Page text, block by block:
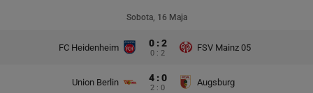
Sobota, 16 Maja
FC Heidenheim 0 : 2
0 : 2
FSV Mainz 05
Union Berlin 4 : 0
2 : 0
Augsburg